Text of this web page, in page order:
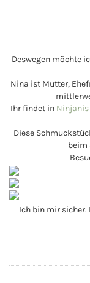
Deswegen möchte
Nina ist Mutter,
Ihr findet in Ninjanis
Diese
beim
Ich bin mir sicher.